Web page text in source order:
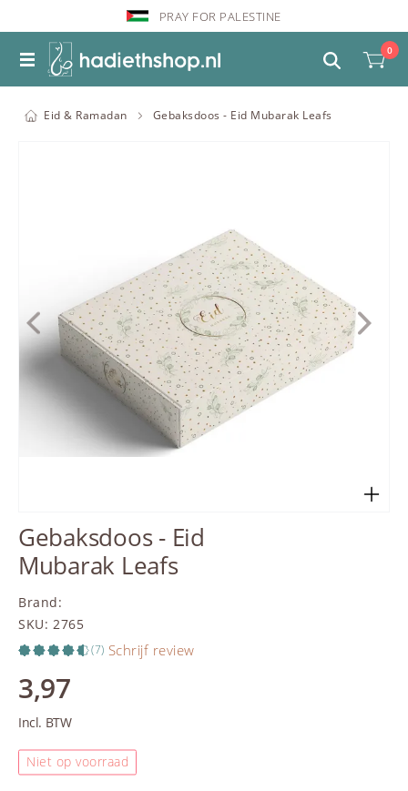
PRAY FOR PALESTINE
0
Eid & Ramadan Gebaksdoos - Eid Mubarak Leafs
Gebaksdoos - Eid
Mubarak Leafs
Brand:
SKU: 2765
(7) Schrijf review
3,97
Incl. BTW
Niet op voorraad